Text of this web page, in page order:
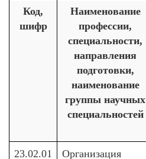
Код,
шифр
Наименование
профессии,
специальности,
направления
подготовки,
наименование
группы научных
специальностей
23.02.01
Организация